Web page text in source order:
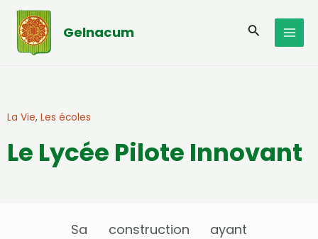
Aller
contenu
Gelnacum
La Vie, Les écoles
Le Lycée Pilote Innovant
Sa construction ayant